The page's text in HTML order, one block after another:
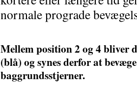
normale prograde
Mellem position 2 og 4 bliver
(blå) og synes derfor at
baggrundsstjerner.